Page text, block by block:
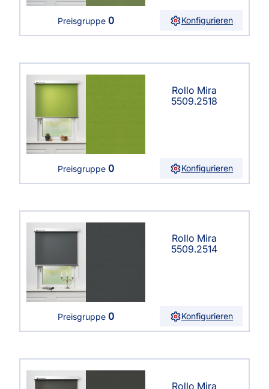
Preisgruppe 0 Konfigurieren
Rollo Mira
5509.2518
Preisgruppe 0 Konfigurieren
Rollo Mira
5509.2514
Preisgruppe 0 Konfigurieren
Rollo Mira